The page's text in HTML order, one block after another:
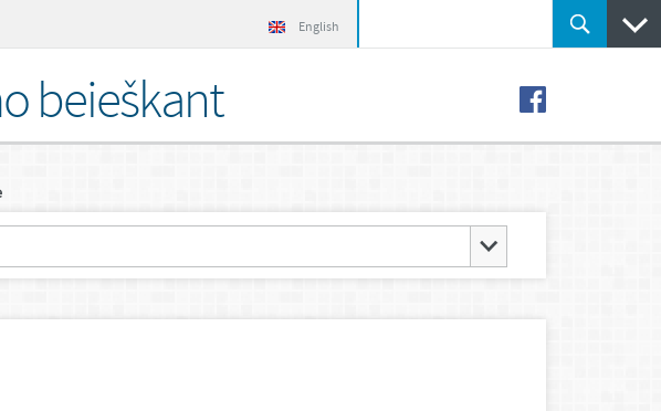
English
beieškant